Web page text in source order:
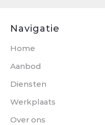
Navigatie
Home
Aanbod
Diensten
Werkplaats
Over ons